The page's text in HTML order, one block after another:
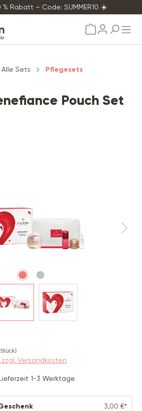
% Rabatt – Code: SUMMER10 ☀️
Alle Sets Pflegesets
Pouch Set
zzgl. Versandkosten
1-3 Werktage
3,00 €*